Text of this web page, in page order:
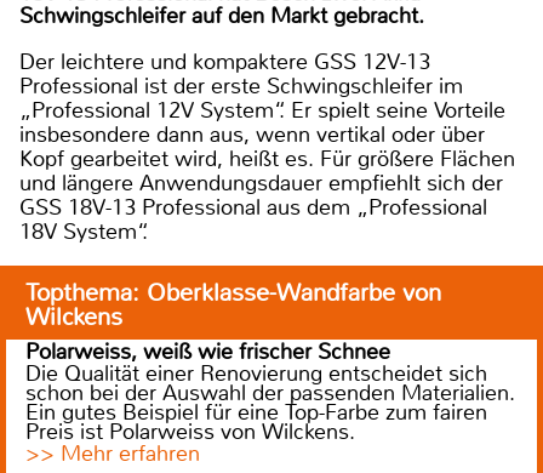
Schwingschleifer auf den Markt gebracht.
Der leichtere und kompaktere GSS 12V-13
Professional ist der erste Schwingschleifer im
„Professional 12V System“. Er spielt seine Vorteile
insbesondere dann aus, wenn vertikal oder über
Kopf gearbeitet wird, heißt es. Für größere Flächen
und längere Anwendungsdauer empfiehlt sich der
GSS 18V-13 Professional aus dem „Professional
18V System“.
Topthema: Oberklasse-Wandfarbe von
Wilckens
Polarweiss, weiß wie frischer Schnee
Die Qualität einer Renovierung entscheidet sich
schon bei der Auswahl der passenden Materialien.
Ein gutes Beispiel für eine Top-Farbe zum fairen
Preis ist Polarweiss von Wilckens.
>> Mehr erfahren